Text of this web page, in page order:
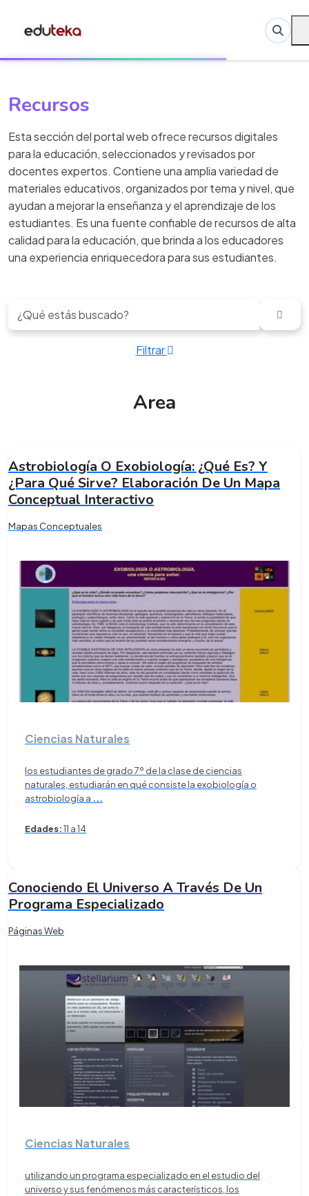
Recursos
Esta sección del portal web ofrece recursos digitales
para la educación, seleccionados y revisados por
docentes expertos. Contiene una amplia variedad de
materiales educativos, organizados por tema y nivel, que
ayudan a mejorar la enseñanza y el aprendizaje de los
estudiantes. Es una fuente confiable de recursos de alta
calidad para la educación, que brinda a los educadores
una experiencia enriquecedora para sus estudiantes.
Filtrar
Area
Astrobiología O Exobiología: ¿Qué Es? Y
¿Para Qué Sirve? Elaboración De Un Mapa
Conceptual Interactivo
Mapas Conceptuales
Ciencias Naturales
los estudiantes de grado 7º de la clase de ciencias
naturales, estudiarán en qué consiste la exobiología o
astrobiología a ...
Edades:11 a 14
Conociendo El Universo A Través De Un
Programa Especializado
Páginas Web
Ciencias Naturales
utilizando un programa especializado en el estudio del
universo y sus fenómenos más característicos, los